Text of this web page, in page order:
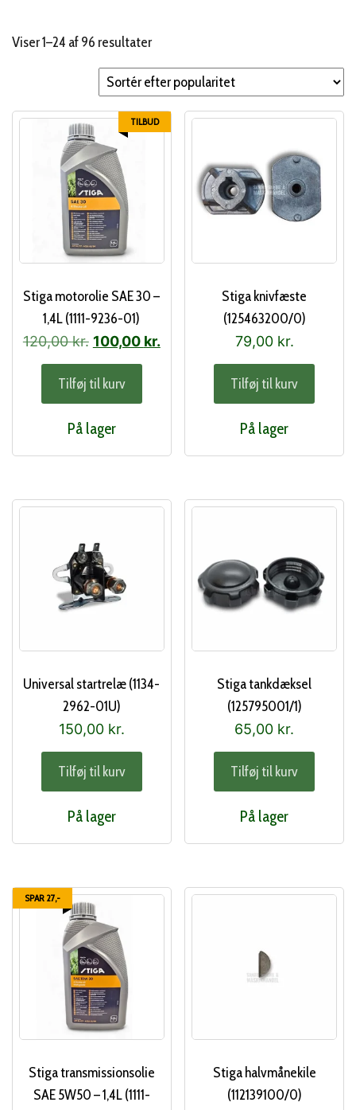
Viser 1–24 af 96 resultaterSorteret
efter
popularitet
TILBUD
Stiga motorolie SAE 30 –
1,4L (1111-9236-01)
120,00kr. Den
oprindelige
pris
var:
120,00 kr..
100,00 kr.Den
Tilføj til kurv
På lager
Stiga knivfæste
(125463200/0)
79,00 kr.
Tilføj til kurv
På lager
Universal startrelæ (1134-
2962-01U)
150,00 kr.
Tilføj til kurv
På lager
Stiga tankdæksel
(125795001/1)
65,00 kr.
Tilføj til kurv
På lager
SPAR 27,-
Stiga transmissionsolie
SAE 5W50 – 1,4L (1111-
Stiga halvmånekile
(112139100/0)